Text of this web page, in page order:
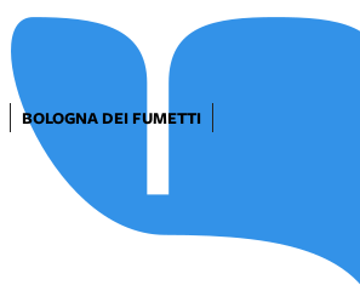
BOLOGNA DEI FUMETTI